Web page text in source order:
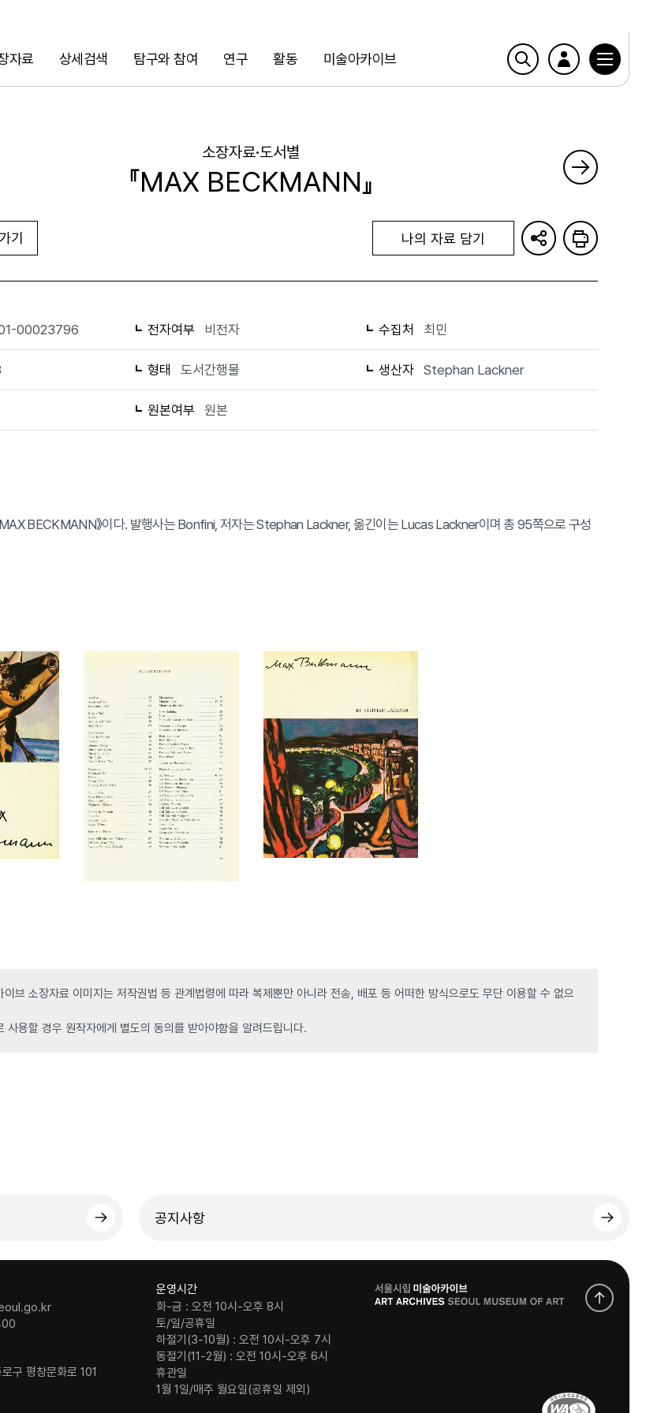
자료 상세검색 탐구와 참여 연구 활동 미술아카이브
검색
소장자료·도서별
『MAX BECKMANN』
기 나의 자료 담기
00023796 전자여부 비전자 수집처 최민
형태 도서간행물 생산자 Stephan Lackner
원본여부 원본
BECKMANN》이다. 발행사는 Bonfini, 저자는 Stephan Lackner, 옮긴이는 Lucas Lackner이며 총 95쪽으로 구성
이브 소장자료 이미지는 저작권법 등 관계법령에 따라 복제뿐만 아니라 전송, 배포 등 어떠한 방식으로도 무단 이용할 수 없으
사용할 경우 원작자에게 별도의 동의를 받아야함을 알려드립니다.
공지사항
구 평창문화로 101
운영시간
화-금 : 오전 10시-오후 8시
토/일/공휴일
하절기(3-10월) : 오전 10시-오후 7시
동절기(11-2월) : 오전 10시-오후 6시
휴관일
1월 1일/매주 월요일(공휴일 제외)
로
고